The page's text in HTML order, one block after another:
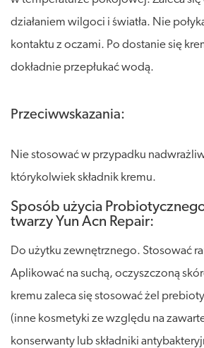
działaniem wilgoci i światła. Nie
kontaktu z oczami. Po dostanie się
dokładnie przepłukać wodą.
Przeciwwskazania:
Nie stosować w przypadku
którykolwiek składnik kremu.
Sposób użycia
twarzy Yun Acn Repair:
Do użytku zewnętrznego. Stosować
Aplikować na suchą, oczyszczoną
kremu zaleca się stosować żel
(inne kosmetyki ze względu na
konserwanty lub składniki